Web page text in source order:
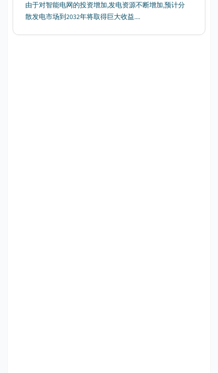
由于对智能电网的投资增加,发电资源不断增加,预计分
散发电市场到2032年将取得巨大收益....